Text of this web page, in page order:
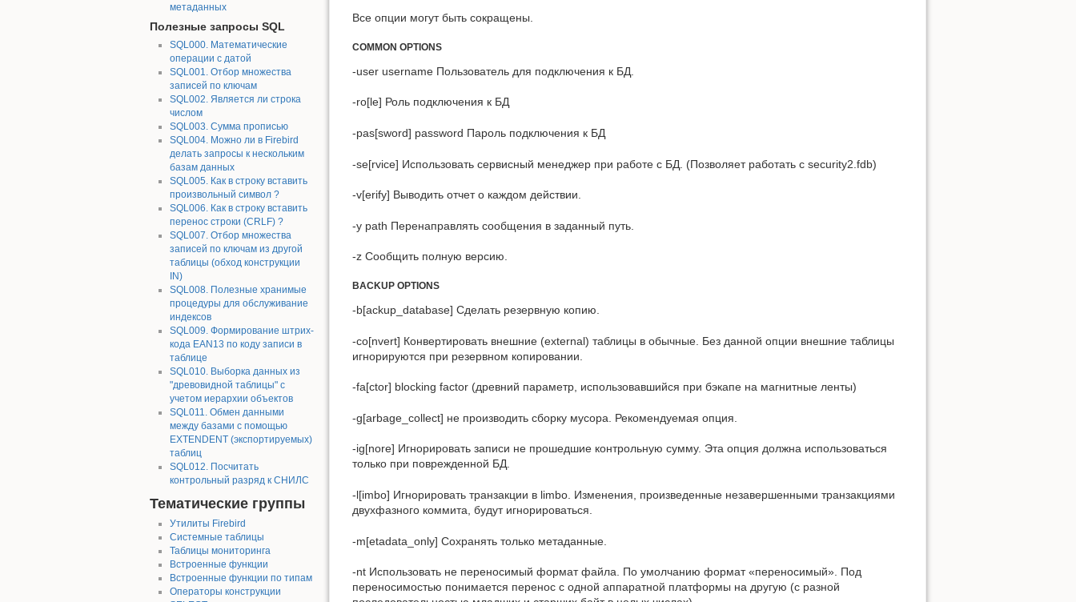
метаданных
Полезные запросы SQL
SQL000. Математические
операции с датой
SQL001. Отбор множества
записей по ключам
SQL002. Является ли строка
числом
SQL003. Сумма прописью
SQL004. Можно ли в Firebird
делать запросы к нескольким
базам данных
SQL005. Как в строку вставить
произвольный символ ?
SQL006. Как в строку вставить
перенос строки (CRLF) ?
SQL007. Отбор множества
записей по ключам из другой
таблицы (обход конструкции
IN)
SQL008. Полезные хранимые
процедуры для обслуживание
индексов
SQL009. Формирование штрих-
кода EAN13 по коду записи в
таблице
SQL010. Выборка данных из
"древовидной таблицы" с
учетом иерархии объектов
SQL011. Обмен данными
между базами с помощью
EXTENDENT (экспортируемых)
таблиц
SQL012. Посчитать
контрольный разряд к СНИЛС
Тематические группы
Утилиты Firebird
Системные таблицы
Таблицы мониторинга
Встроенные функции
Встроенные функции по типам
Операторы конструкции
Все опции могут быть сокращены.
COMMON OPTIONS
-user username Пользователь для подключения к БД.
-ro[le] Роль подключения к БД
-pas[sword] password Пароль подключения к БД
-se[rvice] Использовать сервисный менеджер при работе с БД. (Позволяет работать с security2.fdb)
-v[erify] Выводить отчет о каждом действии.
-y path Перенаправлять сообщения в заданный путь.
-z Сообщить полную версию.
BACKUP OPTIONS
-b[ackup_database] Сделать резервную копию.
-co[nvert] Конвертировать внешние (external) таблицы в обычные. Без данной опции внешние таблицы
игнорируются при резервном копировании.
-fa[ctor] blocking factor (древний параметр, использовавшийся при бэкапе на магнитные ленты)
-g[arbage_collect] не производить сборку мусора. Рекомендуемая опция.
-ig[nore] Игнорировать записи не прошедшие контрольную сумму. Эта опция должна использоваться
только при поврежденной БД.
-l[imbo] Игнорировать транзакции в limbo. Изменения, произведенные незавершенными транзакциями
двухфазного коммита, будут игнорироваться.
-m[etadata_only] Сохранять только метаданные.
-nt Использовать не переносимый формат файла. По умолчанию формат «переносимый». Под
переносимостью понимается перенос с одной аппаратной платформы на другую (с разной